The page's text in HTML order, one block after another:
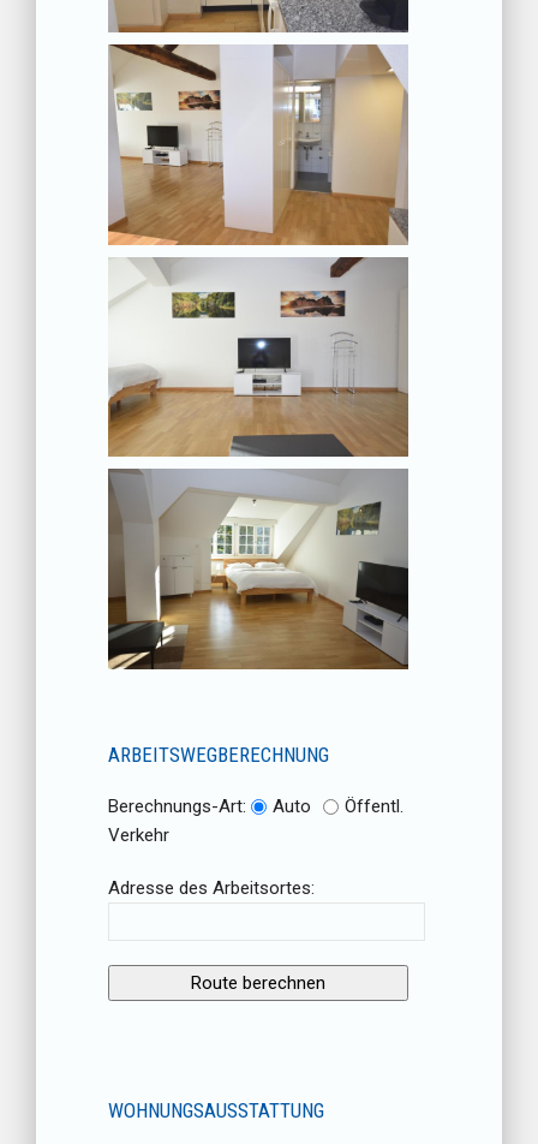
ARBEITSWEGBERECHNUNG
Berechnungs-Art: Auto
Öffentl.
Verkehr
Adresse des Arbeitsortes:
WOHNUNGSAUSSTATTUNG